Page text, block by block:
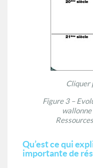
Cliquer
Figure 3 –
Qu’est ce qui
importante de